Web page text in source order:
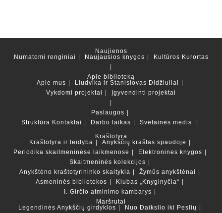
Naujienos
Numatomi renginiai
Naujausios knygos Kultūros Kurortas
Apie biblioteką
Apie mus
Liudvika ir Stanislovas Didžiuliai
Vykdomi projektai
Įgyvendinti projektai
Paslaugos
Struktūra Kontaktai Darbo laikas
Svetainės medis
Kraštotyra
Kraštotyra ir leidyba
Anykščių kraštas spaudoje
Periodika skaitmeninėse laikmenose
Elektroninės knygos
Skaitmeninės kolekcijos
Anykštėno kraštotyrininko skaitykla
Žymūs anykštėnai
Asmeninės bibliotekos
Klubas „Knyginyčia“
I. Girčio atminimo kambarys
Maršrutai
Legendinės Anykščių girdyklos
Nuo Daikslio iki Peslių